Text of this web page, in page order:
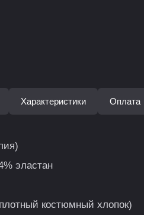
Характеристики Оплата
эластан
костюмный хлопок)